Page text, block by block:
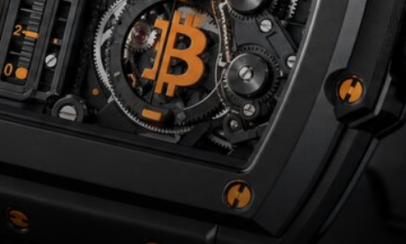
horlogerie suisse, rareté
délibérée, achat BTC
seulement.